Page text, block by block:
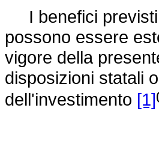
I benefici previsti
possono essere
vigore della
disposizioni statali
dell'investimento [1]